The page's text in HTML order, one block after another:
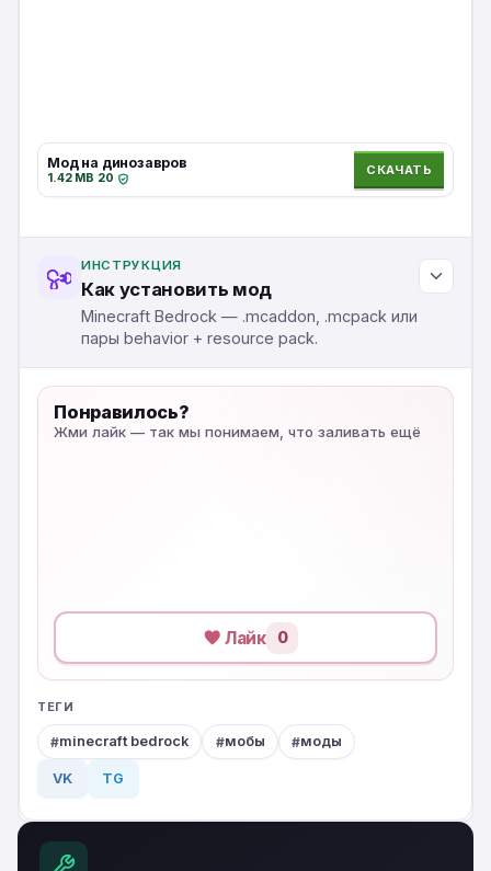
Мод на динозавров
1.42 MB·20·
СКАЧАТЬ
ИНСТРУКЦИЯ
Как установить мод
Minecraft Bedrock — .mcaddon, .mcpack или
пары behavior + resource pack.
Понравилось?
Жми лайк — так мы понимаем, что заливать ещё
Лайк 0
ТЕГИ
minecraft bedrock мобы моды
VK TG